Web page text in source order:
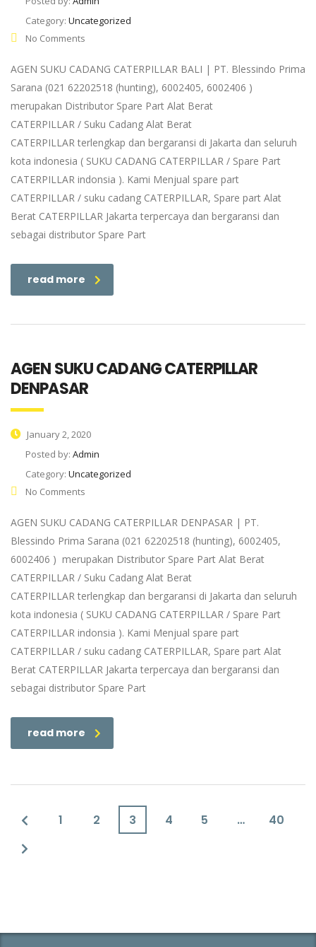
Category: Uncategorized
No Comments
AGEN SUKU CADANG CATERPILLAR BALI | PT. Blessindo Prima
Sarana (021 62202518 (hunting), 6002405, 6002406 )
merupakan Distributor Spare Part Alat Berat
CATERPILLAR / Suku Cadang Alat Berat
CATERPILLAR terlengkap dan bergaransi di Jakarta dan seluruh
kota indonesia ( SUKU CADANG CATERPILLAR / Spare Part
CATERPILLAR indonsia ). Kami Menjual spare part
CATERPILLAR / suku cadang CATERPILLAR, Spare part Alat
Berat CATERPILLAR Jakarta terpercaya dan bergaransi dan
sebagai distributor Spare Part
read more
AGEN SUKU CADANG CATERPILLAR
DENPASAR
January 2, 2020
Posted by: Admin
Category: Uncategorized
No Comments
AGEN SUKU CADANG CATERPILLAR DENPASAR | PT.
Blessindo Prima Sarana (021 62202518 (hunting), 6002405,
6002406 ) merupakan Distributor Spare Part Alat Berat
CATERPILLAR / Suku Cadang Alat Berat
CATERPILLAR terlengkap dan bergaransi di Jakarta dan seluruh
kota indonesia ( SUKU CADANG CATERPILLAR / Spare Part
CATERPILLAR indonsia ). Kami Menjual spare part
CATERPILLAR / suku cadang CATERPILLAR, Spare part Alat
Berat CATERPILLAR Jakarta terpercaya dan bergaransi dan
sebagai distributor Spare Part
read more
1 2 3 4 5 … 40